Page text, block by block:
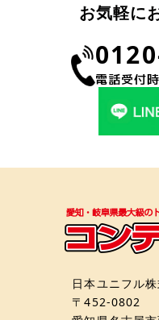
お気軽に
電話受付
日本ユニフル
〒452-0802